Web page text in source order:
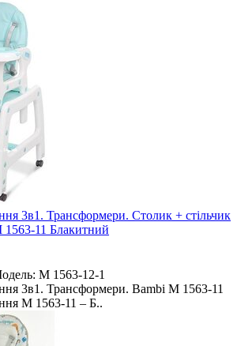
3в1. Трансформери. Столик + стільчик
1563-11 Блакитний
M 1563-12-1
3в1. Трансформери. Bambi M 1563-11
M 1563-11 – Б..